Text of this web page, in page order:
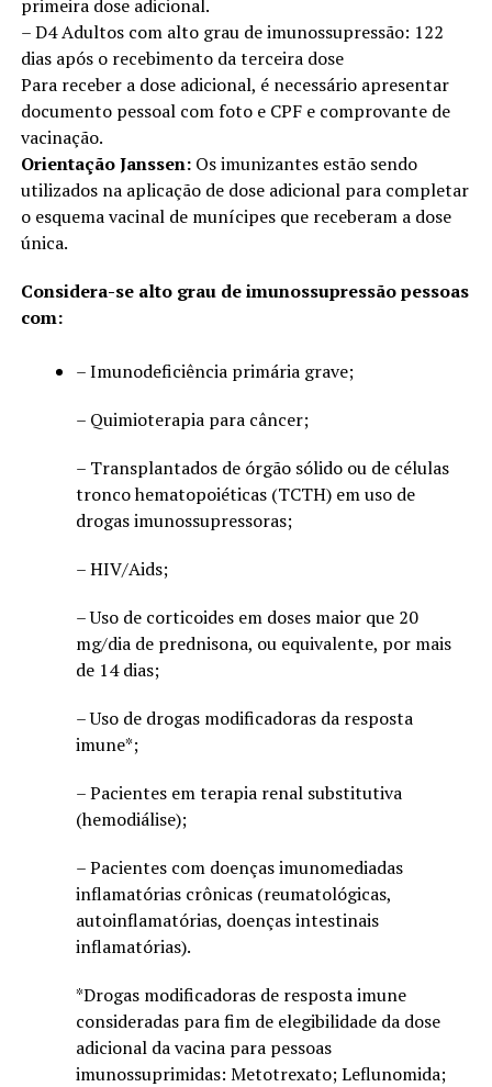
primeira dose adicional.
– D4 Adultos com alto grau de imunossupressão: 122
dias após o recebimento da terceira dose
Para receber a dose adicional, é necessário apresentar
documento pessoal com foto e CPF e comprovante de
vacinação.
Orientação Janssen: Os imunizantes estão sendo
utilizados na aplicação de dose adicional para completar
o esquema vacinal de munícipes que receberam a dose
única.
Considera-se alto grau de imunossupressão pessoas
com:
– Imunodeficiência primária grave;
– Quimioterapia para câncer;
– Transplantados de órgão sólido ou de células
tronco hematopoiéticas (TCTH) em uso de
drogas imunossupressoras;
– HIV/Aids;
– Uso de corticoides em doses maior que 20
mg/dia de prednisona, ou equivalente, por mais
de 14 dias;
– Uso de drogas modificadoras da resposta
imune*;
– Pacientes em terapia renal substitutiva
(hemodiálise);
– Pacientes com doenças imunomediadas
inflamatórias crônicas (reumatológicas,
autoinflamatórias, doenças intestinais
inflamatórias).
*Drogas modificadoras de resposta imune
consideradas para fim de elegibilidade da dose
adicional da vacina para pessoas
imunossuprimidas: Metotrexato; Leflunomida;